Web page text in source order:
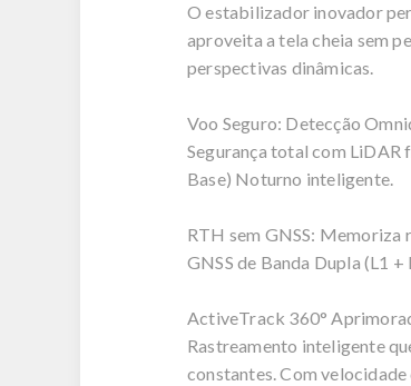
O estabilizador inovador
aproveita a tela cheia sem
perspectivas dinâmicas.
Voo Seguro: Detecção
Segurança total com LiDAR
Base) Noturno inteligente.
RTH sem GNSS: Memoriza
GNSS de Banda Dupla (L1
ActiveTrack 360°
Rastreamento inteligente
constantes. Com